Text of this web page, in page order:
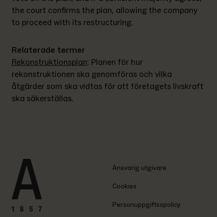
the court confirms the plan, allowing the company
to proceed with its restructuring.
Relaterade termer
Rekonstruktionsplan: Planen för hur
rekonstruktionen ska genomföras och vilka
åtgärder som ska vidtas för att företagets livskraft
ska säkerställas.
Ansvarig utgivare
Cookies
Personuppgiftsspolicy